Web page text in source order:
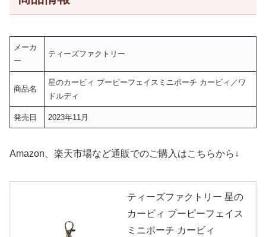
メーカ
ー
ティーズファクトリー
商品名
星のカービィ プーピーフェイスミニポーチ カービィ／ワ
ドルディ
発売日 2023年11月
Amazon、楽天市場など通販でのご購入はこちらから↓
ティーズファクトリー 星の
カービィ プーピーフェイス
ミニポーチ カービィ